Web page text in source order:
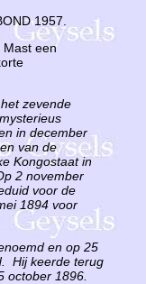
1957.
Mast een
zevende
in december
van de
Kongostaat in
2 november
voor de
1894 voor
en op 25
Hij keerde terug
october 1896.